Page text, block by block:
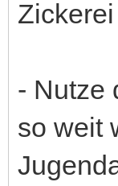
- Nutze
so weit